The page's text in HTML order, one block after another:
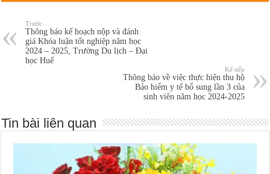
Trước
Thông báo kế hoạch nộp và đánh
giá Khóa luận tốt nghiệp năm học
2024 – 2025, Trường Du lịch – Đại
học Huế
Kế tiếp
Thông báo về việc thực hiện thu hộ
Bảo hiểm y tế bổ sung lần 3 của
sinh viên năm học 2024-2025
Tin bài liên quan